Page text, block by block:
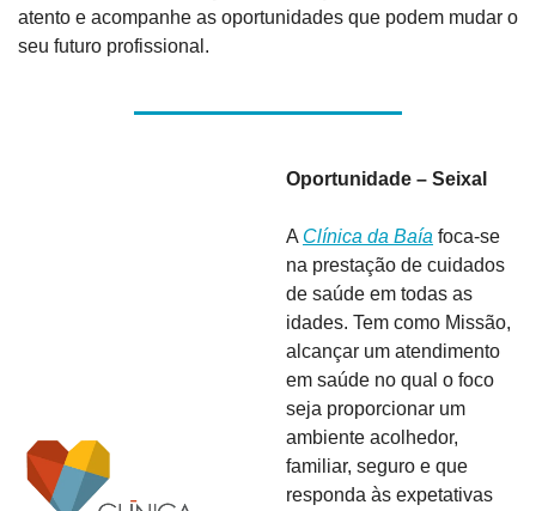
atento e acompanhe as oportunidades que podem mudar o
seu futuro profissional.
Oportunidade – Seixal
A Clínica da Baía foca-se
na prestação de cuidados
de saúde em todas as
idades. Tem como Missão,
alcançar um atendimento
em saúde no qual o foco
seja proporcionar um
ambiente acolhedor,
familiar, seguro e que
responda às expetativas